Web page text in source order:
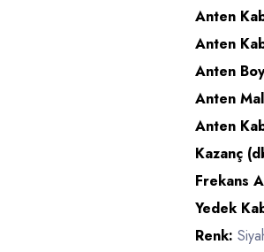
Anten
Anten
Anten
Anten
Anten
Kazanç
Frekans
Yedek
Renk: